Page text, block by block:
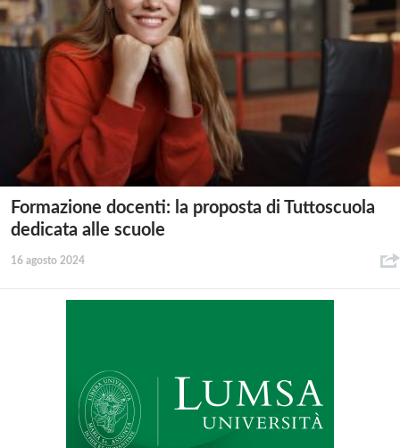
Formazione docenti: la proposta di Tuttoscuola
dedicata alle scuole
16 agosto 2024